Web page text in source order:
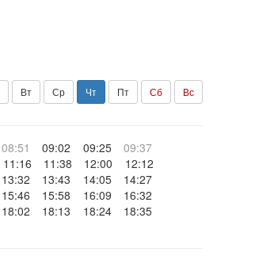
Вт Ср Чт Пт Сб Вс
08:51 09:02 09:25
09:37
11:16 11:38 12:00
12:12
13:32 13:43 14:05
14:27
15:46 15:58 16:09
16:32
18:02 18:13 18:24
18:35